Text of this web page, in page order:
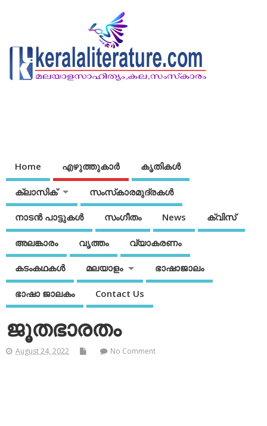
Home എഴുത്തുകാര്‍ കൃതികൾ
ക്ലാസിക് സംസ്‌കാരമുദ്രകള്‍
നാടന്‍ പാട്ടുകള്‍ സംഗീതം News ക്വിസ്
അലങ്കാരം വൃത്തം വ്യാകരണം
കടംകഥകള്‍ മലയാളം ഭാഷാജാലം
ഭാഷാ ജാലകം Contact Us
ജൂതഭാരതം
August 24, 2022 No Comment